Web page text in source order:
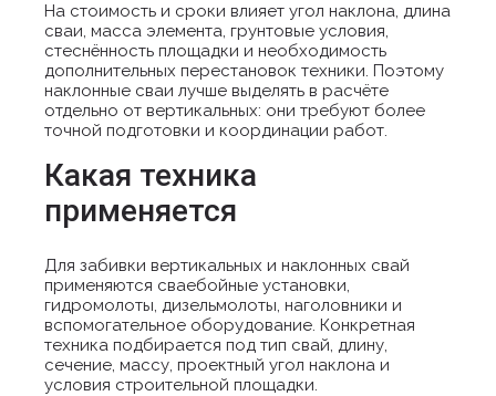
На стоимость и сроки влияет угол наклона, длина
сваи, масса элемента, грунтовые условия,
стеснённость площадки и необходимость
дополнительных перестановок техники. Поэтому
наклонные сваи лучше выделять в расчёте
отдельно от вертикальных: они требуют более
точной подготовки и координации работ.
Какая техника
применяется
Для забивки вертикальных и наклонных свай
применяются сваебойные установки,
гидромолоты, дизельмолоты, наголовники и
вспомогательное оборудование. Конкретная
техника подбирается под тип свай, длину,
сечение, массу, проектный угол наклона и
условия строительной площадки.